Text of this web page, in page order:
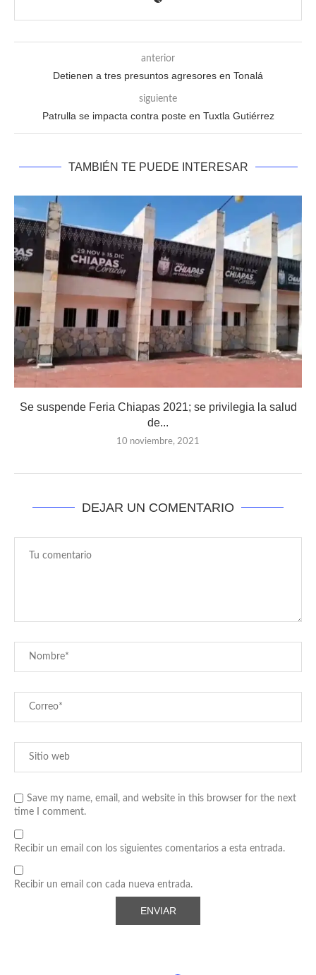
anterior
Detienen a tres presuntos agresores en Tonalá
siguiente
Patrulla se impacta contra poste en Tuxtla Gutiérrez
TAMBIÉN TE PUEDE INTERESAR
Se suspende Feria Chiapas 2021; se privilegia la salud
de...
10 noviembre, 2021
DEJAR UN COMENTARIO
Save my name, email, and website in this browser for the next
time I comment.
Recibir un email con los siguientes comentarios a esta entrada.
Recibir un email con cada nueva entrada.